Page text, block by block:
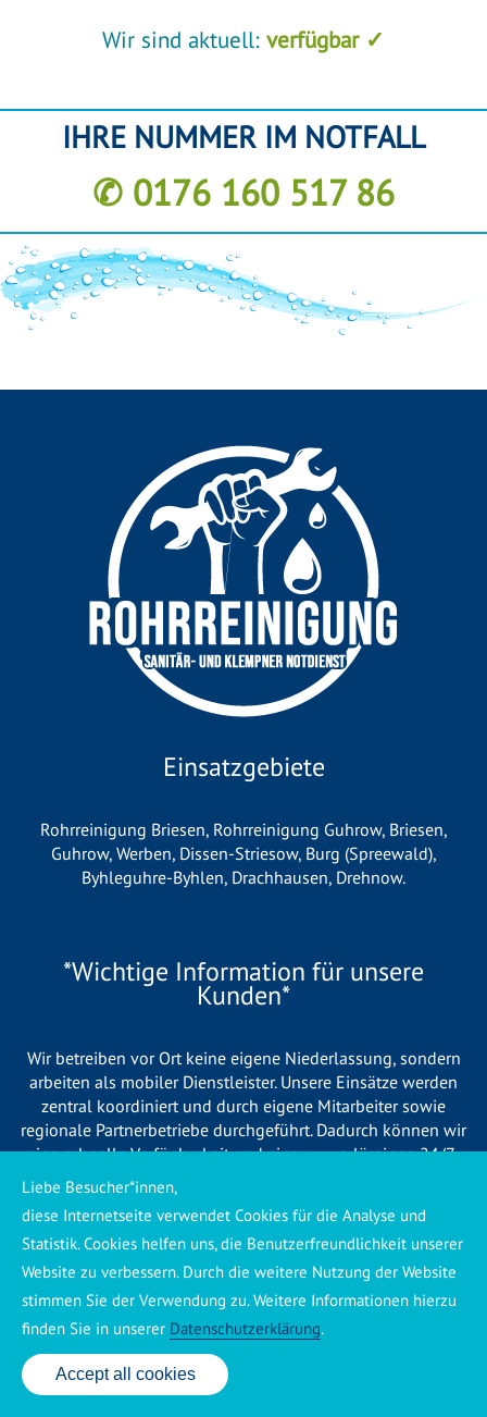
Wir sind aktuell: verfügbar ✓
IHRE NUMMER IM NOTFALL
✆ 0176 160 517 86
Einsatzgebiete
Rohrreinigung Briesen, Rohrreinigung Guhrow, Briesen,
Guhrow, Werben, Dissen-Striesow, Burg (Spreewald),
Byhleguhre-Byhlen, Drachhausen, Drehnow.
*Wichtige Information für unsere
Kunden*
Wir betreiben vor Ort keine eigene Niederlassung, sondern
arbeiten als mobiler Dienstleister. Unsere Einsätze werden
zentral koordiniert und durch eigene Mitarbeiter sowie
regionale Partnerbetriebe durchgeführt. Dadurch können wir
eine schnelle Verfügbarkeit und einen zuverlässigen 24/7-
Service sicherstellen. Sollte kein eigener Mitarbeiter
unmittelbar verfügbar sein, übernehmen Partnerbetriebe aus
Ihrer Region den Auftrag. Alle eingesetzten Betriebe sind
verpflichtet, Sie vor Beginn der Arbeiten transparent über die
voraussichtlichen Kosten zu informieren und ortsübliche
Preise zu berechnen.
24 Std. Service: ✆ 0176 160 517 86
Accept all cookies
Liebe Besucher*innen,
diese Internetseite verwendet Cookies für die Analyse und
Statistik. Cookies helfen uns, die Benutzerfreundlichkeit unserer
Website zu verbessern. Durch die weitere Nutzung der Website
stimmen Sie der Verwendung zu. Weitere Informationen hierzu
finden Sie in unserer Datenschutzerklärung.